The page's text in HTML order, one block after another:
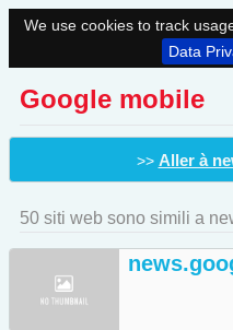
We use cookies to track
Data
Google mobile
>> Aller à
50 siti web sono simili a